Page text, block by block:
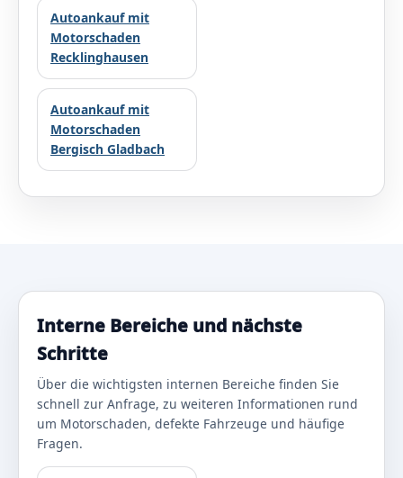
Autoankauf mit
Motorschaden
Recklinghausen
Autoankauf mit
Motorschaden
Bergisch Gladbach
Interne Bereiche und nächste
Schritte
Über die wichtigsten internen Bereiche finden Sie
schnell zur Anfrage, zu weiteren Informationen rund
um Motorschaden, defekte Fahrzeuge und häufige
Fragen.